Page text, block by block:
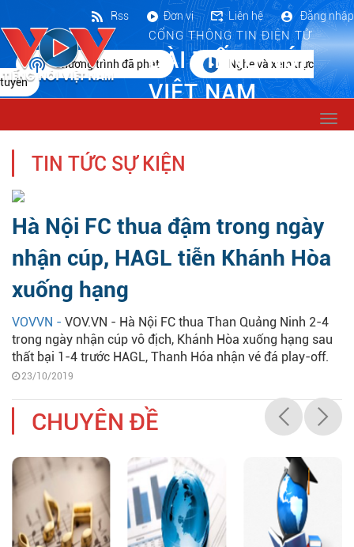
CỔNG THÔNG TIN ĐIỆN TỬ
ĐÀI TIẾNG NÓI
VIỆT NAM
Đăng nhập
Liên hệ
Đơn vị
Rss
Chương trình đã phát
Nghe và xem trực
tuyến
TIN TỨC SỰ KIỆN
Hà Nội FC thua đậm trong ngày
nhận cúp, HAGL tiễn Khánh Hòa
xuống hạng
VOVVN - VOV.VN - Hà Nội FC thua Than Quảng Ninh 2-4
trong ngày nhận cúp vô địch, Khánh Hòa xuống hạng sau
thất bại 1-4 trước HAGL, Thanh Hóa nhận vé đá play-off.
23/10/2019
CHUYÊN ĐỀ